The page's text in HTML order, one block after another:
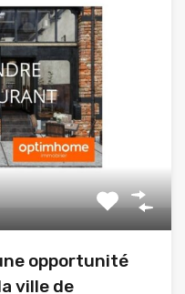
opportunité
ville de